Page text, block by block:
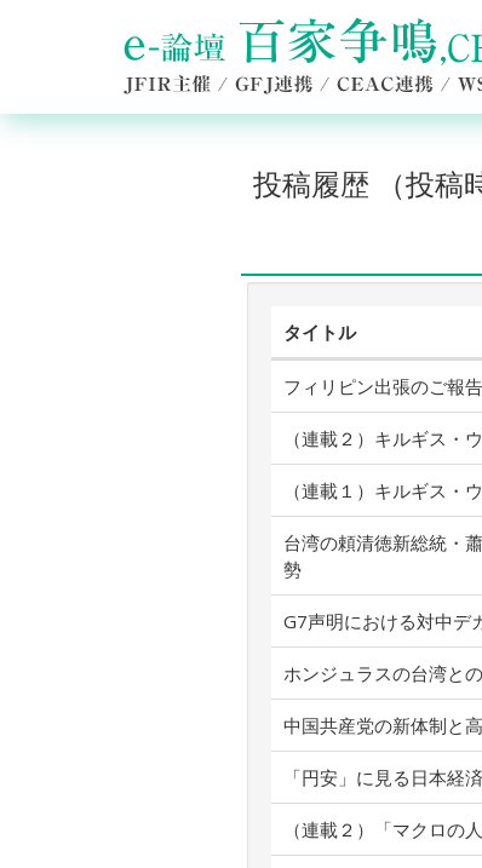
投稿履歴 （投稿
タイトル
フィリピン出張のご報告
（連載２）キルギス・
（連載１）キルギス・
台湾の頼清徳新総統・
勢
G7声明における対中デ
ホンジュラスの台湾と
中国共産党の新体制と
「円安」に見る日本経
（連載２）「マクロの